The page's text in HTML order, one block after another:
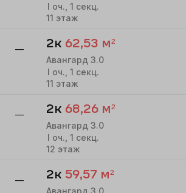
I оч., 1 секц.
11 этаж
— 2к 62,53 м²
Авангард 3.0
I оч., 1 секц.
11 этаж
— 2к 68,26 м²
Авангард 3.0
I оч., 1 секц.
12 этаж
— 2к 59,57 м²
Авангард 3.0